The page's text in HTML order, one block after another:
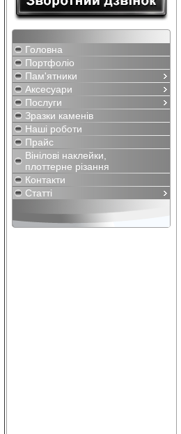
Головна
Портфоліо
Пам'ятники
Аксесуари
Послуги
Зразки каменів
Наші роботи
Прайс
Вінілові наклейки,
плоттерне різання
Контакти
Статті